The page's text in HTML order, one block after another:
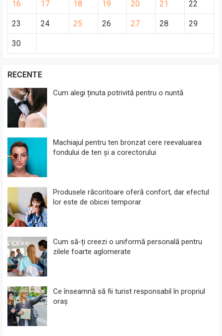
16 17 18 19 20 21 22
23 24 25 26 27 28 29
30
RECENTE
Cum alegi ținuta potrivită pentru o nuntă
Machiajul pentru ten bronzat cere reevaluarea
fondului de ten și a corectorului
Produsele răcoritoare oferă confort, dar efectul
lor este de obicei temporar
Cum să-ți creezi o uniformă personală pentru
zilele foarte aglomerate
Ce înseamnă să fii turist responsabil în propriul
oraș